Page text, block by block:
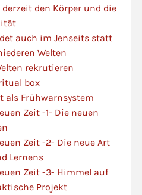
derzeit den Körper und die
auch im Jenseits statt
Welten
rekrutieren
box
als Frühwarnsystem
Zeit -1- Die neuen
Zeit -2- Die neue Art
Lernens
Zeit -3- Himmel auf
Projekt